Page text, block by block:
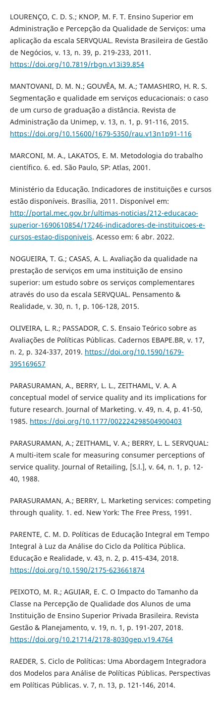
LOURENÇO, C. D. S.; KNOP, M. F. T. Ensino Superior em
Administração e Percepção da Qualidade de Serviços: uma
aplicação da escala SERVQUAL. Revista Brasileira de Gestão
de Negócios, v. 13, n. 39, p. 219-233, 2011.
https://doi.org/10.7819/rbgn.v13i39.854
MANTOVANI, D. M. N.; GOUVÊA, M. A.; TAMASHIRO, H. R. S.
Segmentação e qualidade em serviços educacionais: o caso
de um curso de graduação a distância. Revista de
Administração da Unimep, v. 13, n. 1, p. 91-116, 2015.
https://doi.org/10.15600/1679-5350/rau.v13n1p91-116
MARCONI, M. A., LAKATOS, E. M. Metodologia do trabalho
científico. 6. ed. São Paulo, SP: Atlas, 2001.
Ministério da Educação. Indicadores de instituições e cursos
estão disponíveis. Brasília, 2011. Disponível em:
http://portal.mec.gov.br/ultimas-noticias/212-educacao-
superior-1690610854/17246-indicadores-de-instituicoes-e-
cursos-estao-disponiveis. Acesso em: 6 abr. 2022.
NOGUEIRA, T. G.; CASAS, A. L. Avaliação da qualidade na
prestação de serviços em uma instituição de ensino
superior: um estudo sobre os serviços complementares
através do uso da escala SERVQUAL. Pensamento &
Realidade, v. 30, n. 1, p. 106-128, 2015.
OLIVEIRA, L. R.; PASSADOR, C. S. Ensaio Teórico sobre as
Avaliações de Políticas Públicas. Cadernos EBAPE.BR, v. 17,
n. 2, p. 324-337, 2019. https://doi.org/10.1590/1679-
395169657
PARASURAMAN, A., BERRY, L. L., ZEITHAML, V. A. A
conceptual model of service quality and its implications for
future research. Journal of Marketing. v. 49, n. 4, p. 41-50,
1985. https://doi.org/10.1177/002224298504900403
PARASURAMAN, A.; ZEITHAML, V. A.; BERRY, L. L. SERVQUAL:
A multi-item scale for measuring consumer perceptions of
service quality. Journal of Retailing, [S.l.], v. 64, n. 1, p. 12-
40, 1988.
PARASURAMAN, A.; BERRY, L. Marketing services: competing
through quality. 1. ed. New York: The Free Press, 1991.
PARENTE, C. M. D. Políticas de Educação Integral em Tempo
Integral à Luz da Análise do Ciclo da Política Pública.
Educação e Realidade, v. 43, n. 2, p. 415-434, 2018.
https://doi.org/10.1590/2175-623661874
PEIXOTO, M. R.; AGUIAR, E. C. O Impacto do Tamanho da
Classe na Percepção de Qualidade dos Alunos de uma
Instituição de Ensino Superior Privada Brasileira. Revista
Gestão & Planejamento, v. 19, n. 1, p. 191-207, 2018.
https://doi.org/10.21714/2178-8030gep.v19.4764
RAEDER, S. Ciclo de Políticas: Uma Abordagem Integradora
dos Modelos para Análise de Políticas Públicas. Perspectivas
em Políticas Públicas. v. 7, n. 13, p. 121-146, 2014.